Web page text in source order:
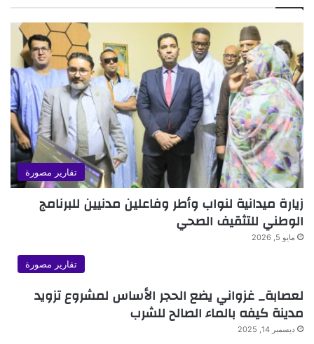
تقارير مصورة
زيارة ميدانية لنواب وأطر وفاعلين مدنيين للبرنامج
الوطني للتثقيف الصحي
مايو 5, 2026
تقارير مصورة
لعصابة_ غزواني يضع الحجر الأساس لمشروع تزويد
مدينة كيفه بالماء الصالح للشرب
ديسمبر 14, 2025